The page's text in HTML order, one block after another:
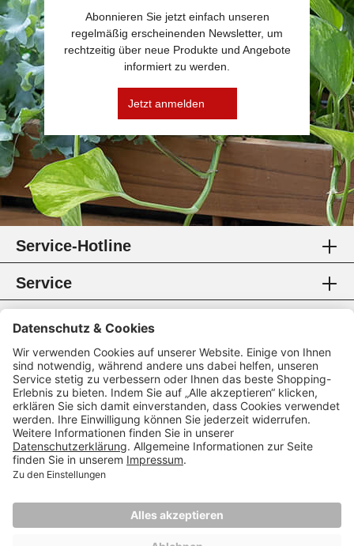
Abonnieren Sie jetzt einfach unseren
regelmäßig erscheinenden Newsletter, um
rechtzeitig über neue Produkte und Angebote
informiert zu werden.
Jetzt anmelden
Service-Hotline
Service
Information
Rechtliches
Zahlungsmethoden
Zertifikate
Folgen Sie uns
* Alle Preise inkl. gesetzl. Mehrwertsteuer.